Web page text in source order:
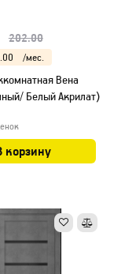
202.00
/мес.
Вена
Белый Акрилат)
корзину